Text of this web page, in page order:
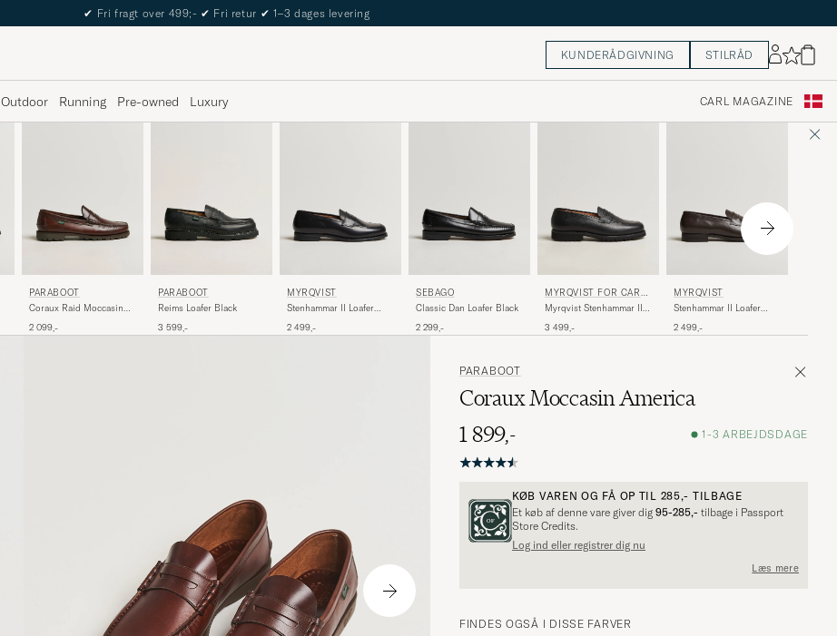
The Care of Carl Passport
KUNDERÅDGIVNING STILRÅD
Outdoor Running Pre-owned Luxury CARL MAGAZINE
PARABOOT
Coraux Raid Moccasin
2 099,-
PARABOOT
Reims Loafer Black
3 599,-
MYRQVIST
Stenhammar II Loafer
2 499,-
SEBAGO
Classic Dan Loafer Black
2 299,-
MYRQVIST FOR CARE
OF CARL
Myrqvist Stenhammar II
Grained Calf
3 499,-
MYRQVIST
Stenhammar II Loafer
2 499,-
Black
PARABOOT
Coraux Moccasin America
1 899,-
1-3 ARBEJDSDAGE
KØB VAREN OG FÅ OP TIL 285,- TILBAGE
Et køb af denne vare giver dig 95-285,- tilbage i Passport
Store Credits.
Log ind eller registrer dig nu
Læs mere
FINDES OGSÅ I DISSE FARVER